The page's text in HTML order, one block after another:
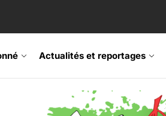
Actualités et reportages